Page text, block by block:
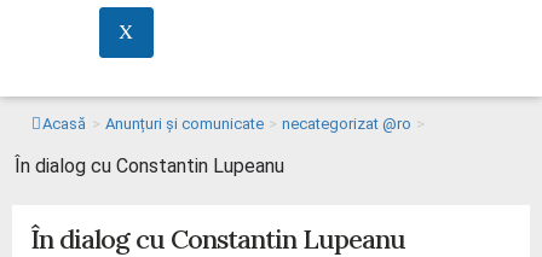
X
Acasă > Anunțuri și comunicate > necategorizat @ro >
În dialog cu Constantin Lupeanu
În dialog cu Constantin Lupeanu